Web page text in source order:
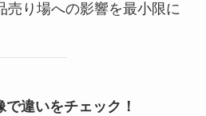
売り場への影響を最小限に
違いをチェック！